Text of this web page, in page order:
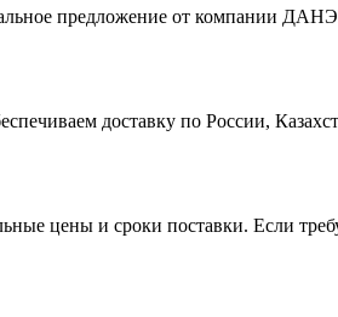
предложение от компании
доставку по России,
цены и сроки поставки. Если